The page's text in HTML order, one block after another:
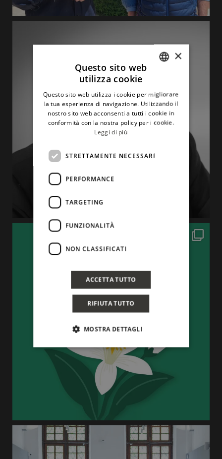
ENGLISH
×
Questo sito web
utilizza cookie
Questo sito web utilizza i cookie per migliorare
la tua esperienza di navigazione. Utilizzando il
nostro sito web acconsenti a tutti i cookie in
conformità con la nostra policy per i cookie.
Leggi di più
STRETTAMENTE NECESSARI
PERFORMANCE
TARGETING
FUNZIONALITÀ
NON CLASSIFICATI
ACCETTA TUTTO
RIFIUTA TUTTO
MOSTRA DETTAGLI